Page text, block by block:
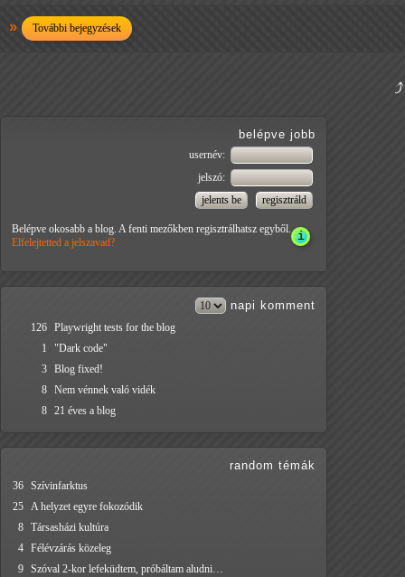
További bejegyzések
belépve jobb
usernév:
jelszó:
Belépve okosabb a blog. A fenti mezőkben regisztrálhatsz egyből.
Elfelejtetted a jelszavad?
napi komment
126 Playwright tests for the blog
1
"Dark code"
3 Blog fixed!
8 Nem vénnek való vidék
8 21 éves a blog
random témák
36 Szívinfarktus
25 A helyzet egyre fokozódik
8 Társasházi kultúra
4 Félévzárás közeleg
9 Szóval 2-kor lefeküdtem, próbáltam aludni…